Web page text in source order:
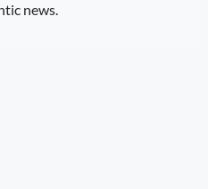
news.